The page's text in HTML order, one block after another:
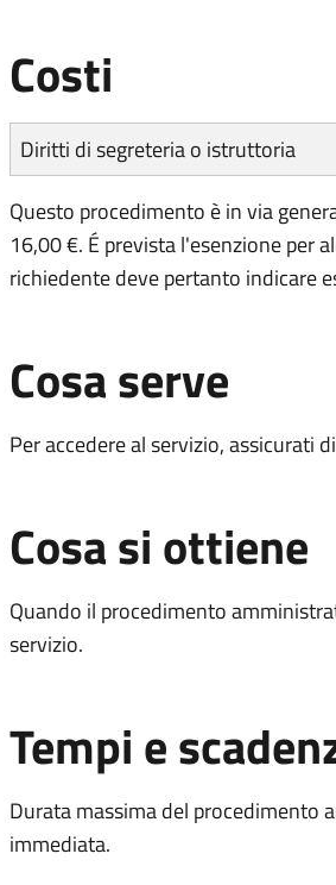
Costi
Diritti di segreteria o istruttoria
Questo procedimento è in via
16,00 €. É prevista l'esenzione per
richiedente deve pertanto indicare
Cosa serve
Per accedere al servizio, assicurati
Cosa si ottiene
Quando il procedimento
servizio.
Tempi e
Durata massima del procedimento
immediata.